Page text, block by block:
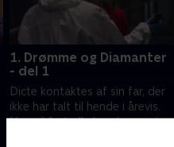
1. Drømme og Diamanter
- del 1
Dicte kontaktes af sin far, der
ikke har talt til hende i årevis.
Han vil fortælle hende noget,